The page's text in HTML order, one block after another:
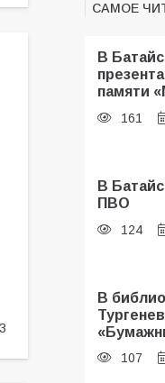
САМОЕ
В
памяти
161
В
ПВО
124
В
107